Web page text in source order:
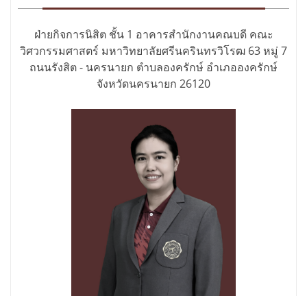
ฝ่ายกิจการนิสิต ชั้น 1 อาคารสำนักงานคณบดี คณะ
วิศวกรรมศาสตร์ มหาวิทยาลัยศรีนครินทรวิโรฒ 63 หมู่ 7
ถนนรังสิต - นครนายก ตำบลองครักษ์ อำเภอองครักษ์
จังหวัดนครนายก 26120